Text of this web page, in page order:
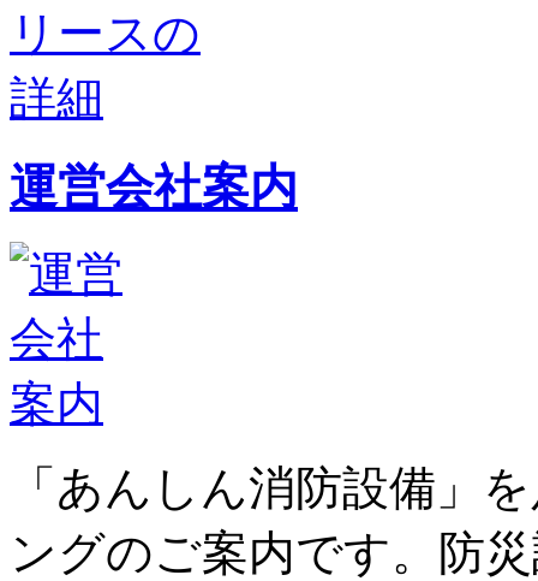
運営会社案内
「あんしん消防設備」
ングのご案内です。防